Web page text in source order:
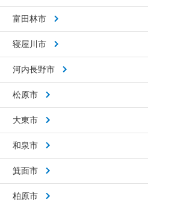
富田林市
寝屋川市
河内長野市
松原市
大東市
和泉市
箕面市
柏原市